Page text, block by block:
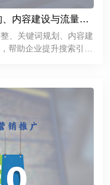
内容建设与流量增
、关键词规划、内容建
帮助企业提升搜索引擎